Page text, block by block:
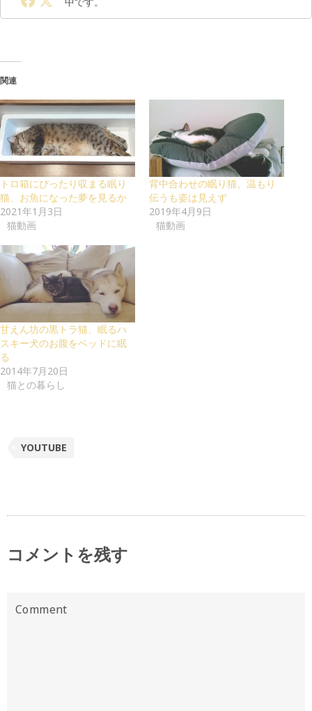
関連
トロ箱にぴったり収まる眠り
猫、お魚になった夢を見るか
2021年1月3日
猫動画
背中合わせの眠り猫、温もり
伝うも姿は見えず
2019年4月9日
猫動画
甘えん坊の黒トラ猫、眠るハ
スキー犬のお腹をベッドに眠
る
2014年7月20日
猫との暮らし
YOUTUBE
コメントを残す